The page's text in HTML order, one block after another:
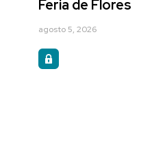
Feria de Flores
agosto 5, 2026